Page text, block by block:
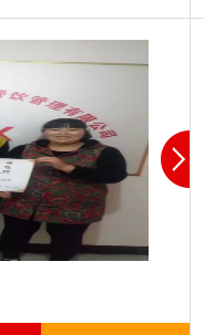
2026-8-8
2026-8-8
2026-8-8
2026-8-8
2026-8-8